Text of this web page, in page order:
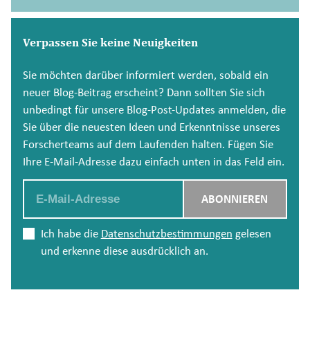
Verpassen Sie keine Neuigkeiten
Sie möchten darüber informiert werden, sobald ein
neuer Blog-Beitrag erscheint? Dann sollten Sie sich
unbedingt für unsere Blog-Post-Updates anmelden, die
Sie über die neuesten Ideen und Erkenntnisse unseres
Forscherteams auf dem Laufenden halten. Fügen Sie
Ihre E-Mail-Adresse dazu einfach unten in das Feld ein.
Ich habe die Datenschutzbestimmungen gelesen
und erkenne diese ausdrücklich an.
ABONNIEREN